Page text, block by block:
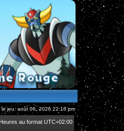
le jeu. août 06, 2026 22:16 pm
Heures au format UTC+02:00